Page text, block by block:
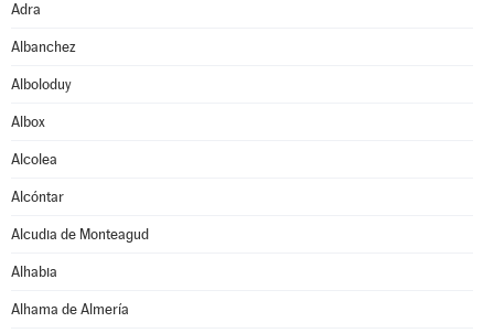
Adra
Albanchez
Alboloduy
Albox
Alcolea
Alcóntar
Alcudia de Monteagud
Alhabia
Alhama de Almería